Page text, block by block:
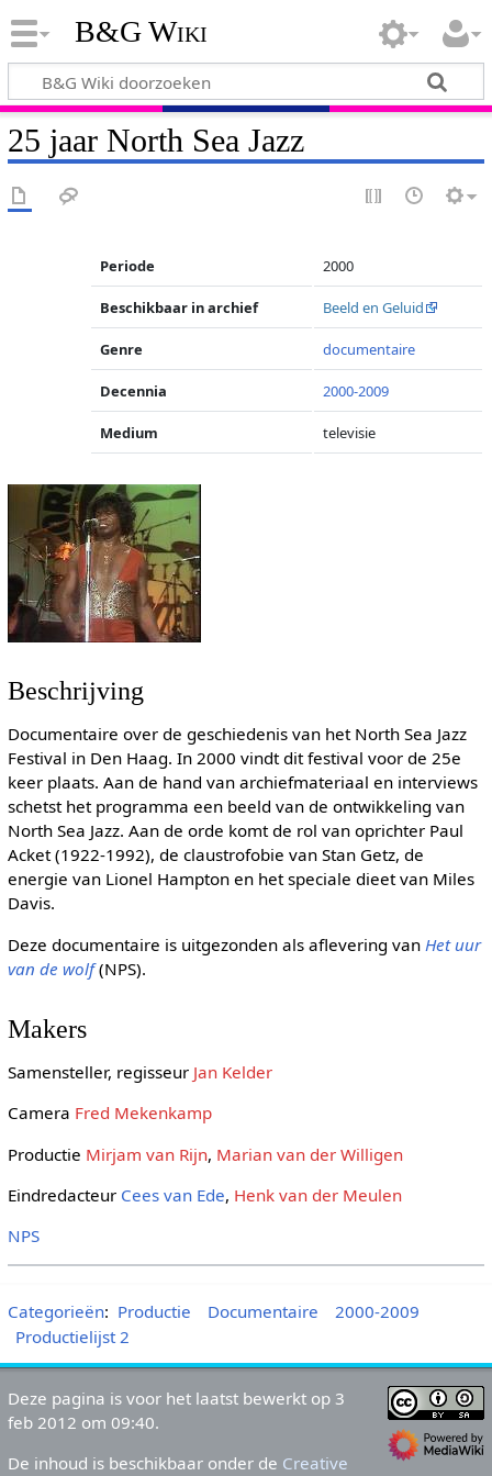
B&G Wiki
25 jaar North Sea Jazz
Periode 2000
Beschikbaar in archief Beeld en Geluid
Genre documentaire
Decennia 2000-2009
Medium televisie
Beschrijving
Documentaire over de geschiedenis van het North Sea Jazz
Festival in Den Haag. In 2000 vindt dit festival voor de 25e
keer plaats. Aan de hand van archiefmateriaal en interviews
schetst het programma een beeld van de ontwikkeling van
North Sea Jazz. Aan de orde komt de rol van oprichter Paul
Acket (1922-1992), de claustrofobie van Stan Getz, de
energie van Lionel Hampton en het speciale dieet van Miles
Davis.
Deze documentaire is uitgezonden als aflevering van Het uur
van de wolf(NPS).
Makers
Samensteller, regisseur Jan Kelder
Camera Fred Mekenkamp
Productie Mirjam van Rijn, Marian van der Willigen
Eindredacteur Cees van Ede, Henk van der Meulen
NPS
Categorieën: Productie Documentaire
2000-2009
Productielijst 2
Deze pagina is voor het laatst bewerkt op 3
feb 2012 om 09:40.
De inhoud is beschikbaar onder de Creative